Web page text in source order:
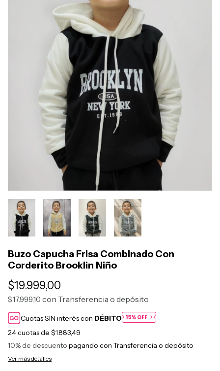
Buzo Capucha Frisa Combinado Con
Corderito Brooklin Niño
$19.999,00
$17.999,10 con Transferencia o depósito
Cuotas SIN interés con DÉBITO
24cuotas de $1.883,49
10% de descuento pagando con Transferencia o depósito
Ver más detalles